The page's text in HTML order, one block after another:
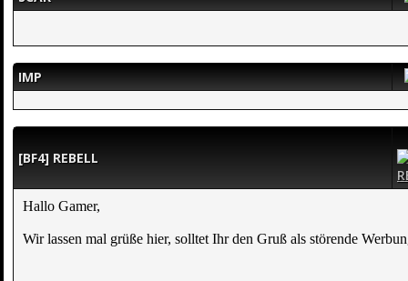
IMP
[BF4] REBELL
Hallo Gamer,
Wir lassen mal grüße hier, solltet Ihr den Gruß als störende